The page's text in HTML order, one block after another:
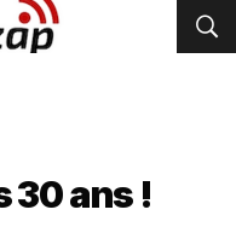
30 ans !